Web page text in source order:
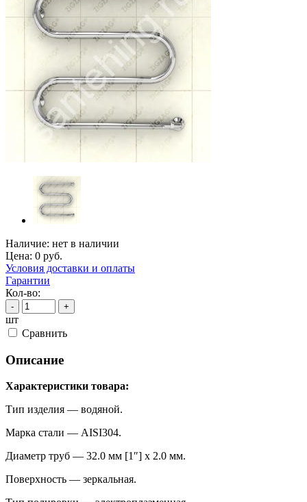
Наличие: нет в наличии
Цена: 0 руб.
Условия доставки и оплаты
Гарантии
Кол-во:
- +
шт
Cравнить
Описание
Характеристики товара:
Тип изделия — водяной.
Марка стали — AISI304.
Диаметр труб — 32.0 мм [1″] х 2.0 мм.
Поверхность — зеркальная.